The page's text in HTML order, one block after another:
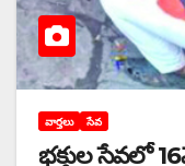
వార్తలు సేవ
భక్తుల సేవలో